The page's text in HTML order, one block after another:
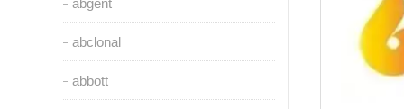
abgent
abclonal
abbott